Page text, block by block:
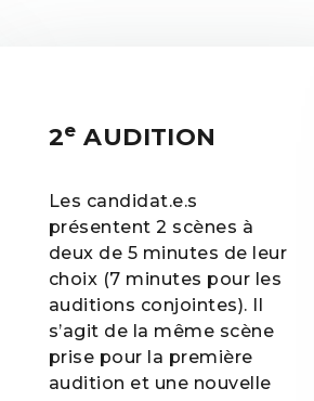
2e AUDITION
Les candidat.e.s
présentent 2 scènes à
deux de 5 minutes de leur
choix (7 minutes pour les
auditions conjointes). Il
s’agit de la même scène
prise pour la première
audition et une nouvelle